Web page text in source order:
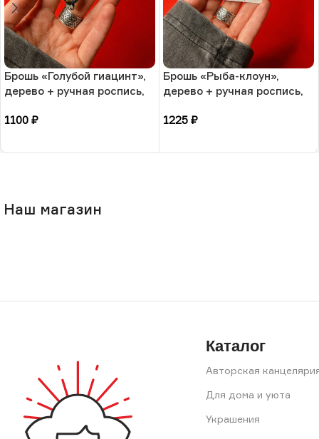
Брошь «Голубой гиацинт»,
дерево + ручная роспись,
1100 ₽
Брошь «Рыба-клоун»,
дерево + ручная роспись,
1225 ₽
Наш магазин
Каталог
Авторская
Для дома и уюта
Украшения